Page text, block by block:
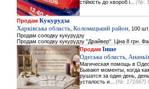
стійкість до хвороб і... (№:
Продам Кукурудза
Харківська область, Коломацький район, 100 шт.,
Продам солодку кукурудзу
Продам солодку кукурудзу "Драйвер". Ціна 8 грн.
Продам Інше
Одеська область,
Магическая помощь в
Бывают моменты, когда
рушатся за один день,
усталость и... (№: 171667)